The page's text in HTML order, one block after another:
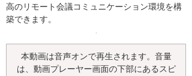
高のリモート会議コミュニケーション環境を構
築できます。
本動画は音声オンで再生されます。音量
は、動画プレーヤー画面の下部にあるスピ